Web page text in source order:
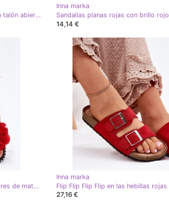
Pintados tacones altos con un talón abierto y herramientas puntiagudas Borgoña rojo
Inna marka
Sandalias planas rojas con brillo rojo
14,14 €
Chanclas para mujeres con flores de material rojo
Inna marka
27,16 €